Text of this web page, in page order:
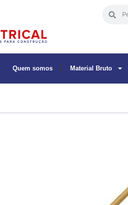
Quem somos Material Bruto